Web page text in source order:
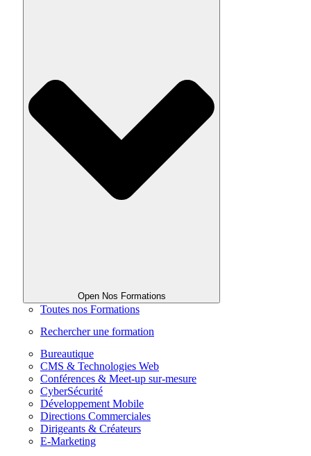
Open Nos Formations
Toutes nos Formations
Rechercher une formation
Bureautique
CMS & Technologies Web
Conférences & Meet-up sur-mesure
CyberSécurité
Développement Mobile
Directions Commerciales
Dirigeants & Créateurs
E-Marketing